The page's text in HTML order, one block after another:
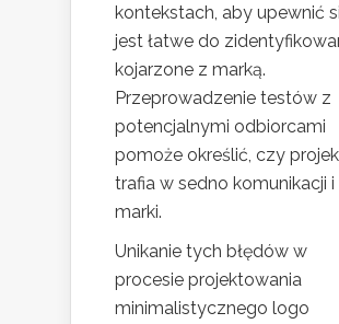
kontekstach, aby upewnić
jest łatwe do
kojarzone z marką.
Przeprowadzenie testów z
potencjalnymi odbiorcami
pomoże określić, czy
trafia w sedno komunikacji i
marki.
Unikanie tych błędów w
procesie projektowania
minimalistycznego logo